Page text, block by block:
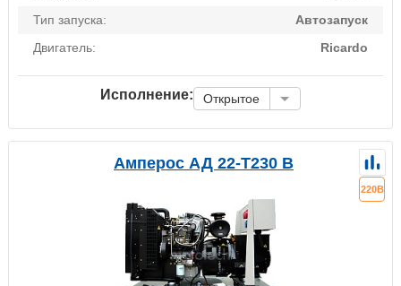
Тип запуска:
Автозапуск
Двигатель:
Ricardo
Исполнение: Открытое
Амперос АД 22-Т230 B
220В